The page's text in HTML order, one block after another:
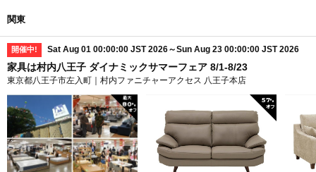
関東
開催中! Sat Aug 01 00:00:00 JST 2026～Sun Aug 23 00:00:00 JST 2026
家具は村内八王子 ダイナミックサマーフェア 8/1-8/23
東京都八王子市左入町｜村内ファニチャーアクセス 八王子本店
最大
80%
57%